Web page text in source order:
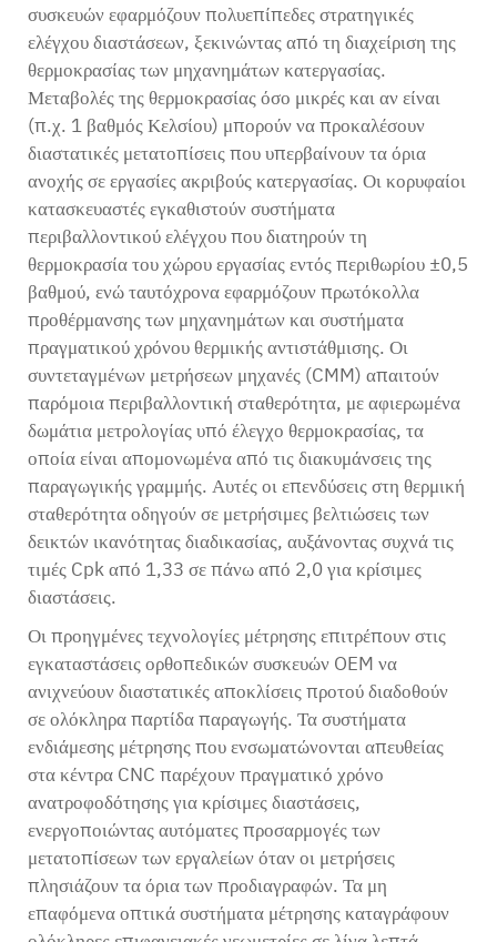
συσκευών εφαρμόζουν πολυεπίπεδες στρατηγικές
ελέγχου διαστάσεων, ξεκινώντας από τη διαχείριση της
θερμοκρασίας των μηχανημάτων κατεργασίας.
Μεταβολές της θερμοκρασίας όσο μικρές και αν είναι
(π.χ. 1 βαθμός Κελσίου) μπορούν να προκαλέσουν
διαστατικές μετατοπίσεις που υπερβαίνουν τα όρια
ανοχής σε εργασίες ακριβούς κατεργασίας. Οι κορυφαίοι
κατασκευαστές εγκαθιστούν συστήματα
περιβαλλοντικού ελέγχου που διατηρούν τη
θερμοκρασία του χώρου εργασίας εντός περιθωρίου ±0,5
βαθμού, ενώ ταυτόχρονα εφαρμόζουν πρωτόκολλα
προθέρμανσης των μηχανημάτων και συστήματα
πραγματικού χρόνου θερμικής αντιστάθμισης. Οι
συντεταγμένων μετρήσεων μηχανές (CMM) απαιτούν
παρόμοια περιβαλλοντική σταθερότητα, με αφιερωμένα
δωμάτια μετρολογίας υπό έλεγχο θερμοκρασίας, τα
οποία είναι απομονωμένα από τις διακυμάνσεις της
παραγωγικής γραμμής. Αυτές οι επενδύσεις στη θερμική
σταθερότητα οδηγούν σε μετρήσιμες βελτιώσεις των
δεικτών ικανότητας διαδικασίας, αυξάνοντας συχνά τις
τιμές Cpk από 1,33 σε πάνω από 2,0 για κρίσιμες
διαστάσεις.
Οι προηγμένες τεχνολογίες μέτρησης επιτρέπουν στις
εγκαταστάσεις ορθοπεδικών συσκευών OEM να
ανιχνεύουν διαστατικές αποκλίσεις προτού διαδοθούν
σε ολόκληρα παρτίδα παραγωγής. Τα συστήματα
ενδιάμεσης μέτρησης που ενσωματώνονται απευθείας
στα κέντρα CNC παρέχουν πραγματικό χρόνο
ανατροφοδότησης για κρίσιμες διαστάσεις,
ενεργοποιώντας αυτόματες προσαρμογές των
μετατοπίσεων των εργαλείων όταν οι μετρήσεις
πλησιάζουν τα όρια των προδιαγραφών. Τα μη
επαφόμενα οπτικά συστήματα μέτρησης καταγράφουν